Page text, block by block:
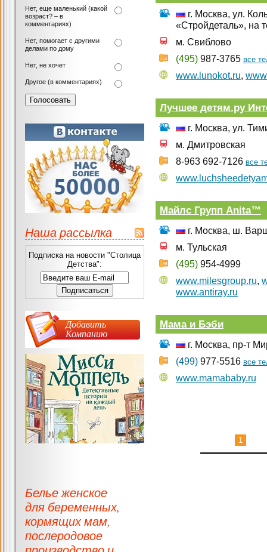
г. Москва, ул.
«Стройдеталь», на
м. Свиблово
(495) 987-3765 все
www.lunokot.ru,
Лучшее детям.ру
г. Москва, ул.
м. Дмитровская
8-963 692-7126 все
Майлс Групп Anita™
г. Москва, ш.
м. Тульская
(495) 954-4999
www.milesgroup.ru,
www.antiray.ru
Мама и Бэби
г. Москва, пр-т
(499) 977-5516 все
www.mamababy.ru
1
Нет, еще маленький (какой
возраст? – в
комментариях)
Нет, помогает с другими
делами по дому
Нет, не хочет
Другое (в комментариях)
Наша рассылка
Подписка на новости "Столица
Детства":
Добавить
Компанию
Белье женское
для беременных,
кормящих мам,
послеродовое